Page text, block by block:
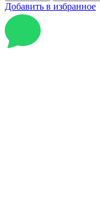
Добавить в избранное